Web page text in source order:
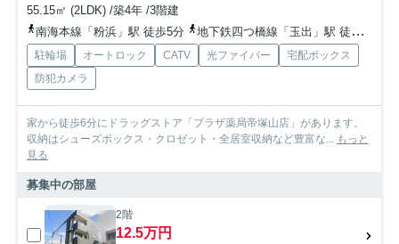
55.15㎡ (2LDK) /築4年 /3階建
南海本線「粉浜」駅 徒歩5分
地下鉄四つ橋線「玉出」駅 徒歩10分
駐輪場 オートロック CATV 光ファイバー
宅配ボックス
防犯カメラ
家から徒歩6分にドラッグストア「プラザ薬局帝塚山店」があります。
収納はシューズボックス・クロゼット・全居室収納など豊富な...
もっと
見る
募集中の部屋
2階
12.5万円